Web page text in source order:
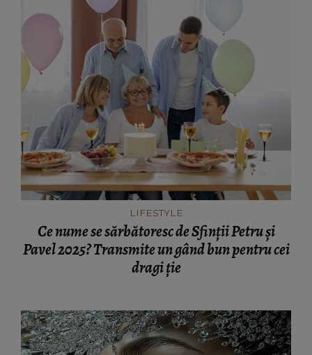
LIFESTYLE
Ce nume se sărbătoresc de Sfinții Petru și
Pavel 2025? Transmite un gând bun pentru cei
dragi ție